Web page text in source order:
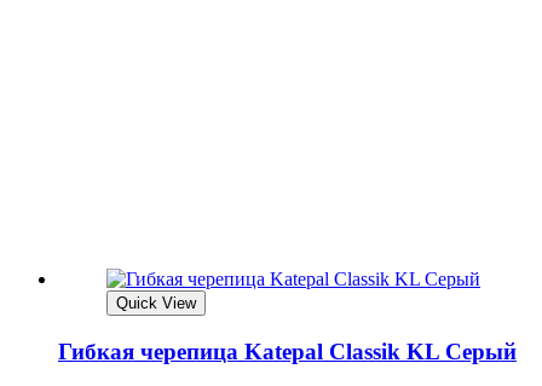
Quick View
Гибкая черепица Katepal Classik KL Серый